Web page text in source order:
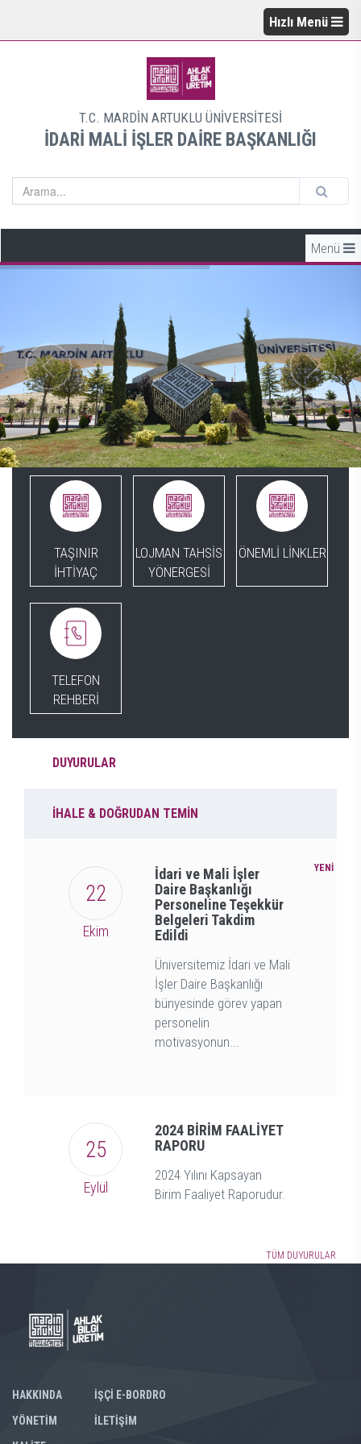
Hızlı Menü
T.C. MARDİN ARTUKLU ÜNİVERSİTESİ
İDARİ MALİ İŞLER DAİRE BAŞKANLIĞI
Menü
TAŞINIR
İHTİYAÇ
LOJMAN TAHSİS
YÖNERGESİ
ÖNEMLİ LİNKLER
TELEFON
REHBERİ
DUYURULAR
İHALE & DOĞRUDAN TEMİN
22
Ekim
İdari ve Mali İşler
Daire Başkanlığı
Personeline Teşekkür
Belgeleri Takdim
Edildi
YENİ
Üniversitemiz İdari ve Mali
İşler Daire Başkanlığı
bünyesinde görev yapan
personelin
motivasyonun...
25
Eylül
2024 BİRİM FAALİYET
RAPORU
2024 Yılını Kapsayan
Birim Faaliyet Raporudur.
TÜM DUYURULAR
HAKKINDA
YÖNETİM
İŞÇİ E-BORDRO
İLETİŞİM